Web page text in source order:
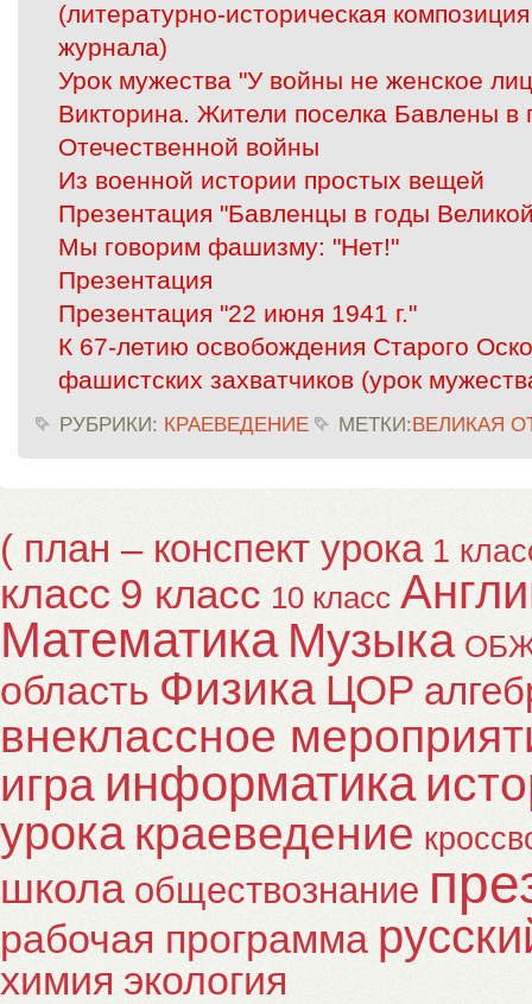
(литературно-историческая
журнала)
Урок мужества "У войны не женское
Викторина. Жители поселка Бавлены в
Отечественной войны
Из военной истории простых вещей
Презентация "Бавленцы в годы
Мы говорим фашизму: "Нет!"
Презентация
Презентация "22 июня 1941 г."
К 67-летию освобождения Старого
фашистских захватчиков (урок
РУБРИКИ: КРАЕВЕДЕНИЕ МЕТКИ:ВЕЛИКАЯ
( план – конспект урока 1
класс 9 класс 10 класс
Математика Музыка
область Физика ЦОР
внеклассное
игра информатика
урока краеведение
школа обществознание
рабочая программа
химия экология